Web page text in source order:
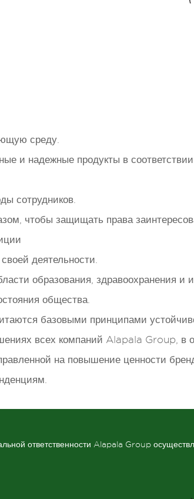
среду.
и надежные продукты в
сотрудников.
чтобы защищать права
деятельности.
образования, здравоохранения и
общества.
базовыми принципами
всех компаний Alapala Group, в
на повышение ценности
ответственности Alapala Group